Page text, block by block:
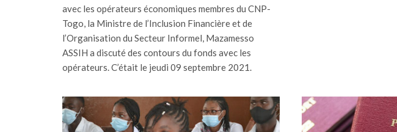
avec les opérateurs économiques membres du CNP-
Togo, la Ministre de l’Inclusion Financière et de
l’Organisation du Secteur Informel, Mazamesso
ASSIH a discuté des contours du fonds avec les
opérateurs. C’était le jeudi 09 septembre 2021.